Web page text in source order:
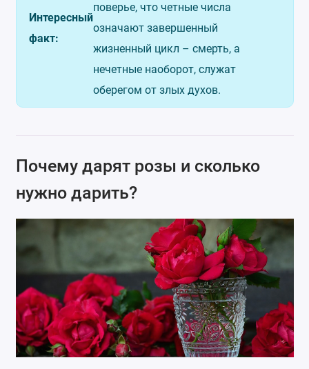
Интересный
факт:
поверье, что четные числа
означают завершенный
жизненный цикл – смерть, а
нечетные наоборот, служат
оберегом от злых духов.
Почему дарят розы и сколько
нужно дарить?